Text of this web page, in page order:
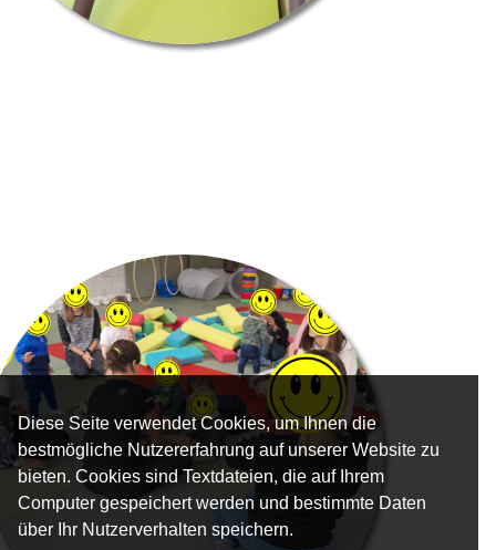
Diese Seite verwendet Cookies, um Ihnen die
bestmögliche Nutzererfahrung auf unserer Website zu
bieten. Cookies sind Textdateien, die auf Ihrem
Computer gespeichert werden und bestimmte Daten
über Ihr Nutzerverhalten speichern.